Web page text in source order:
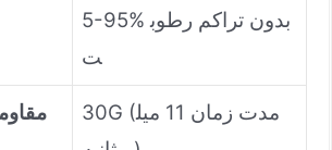
5-95% بدون تراکم رطوب
ت
30G (مدت زمان 11 میل